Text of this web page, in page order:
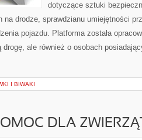
dotyczące sztuki
na drodze, sprawdzianu umiejętności
pojazdu. Platforma została
drogę, ale również o osobach
I BIWAKI
DLA